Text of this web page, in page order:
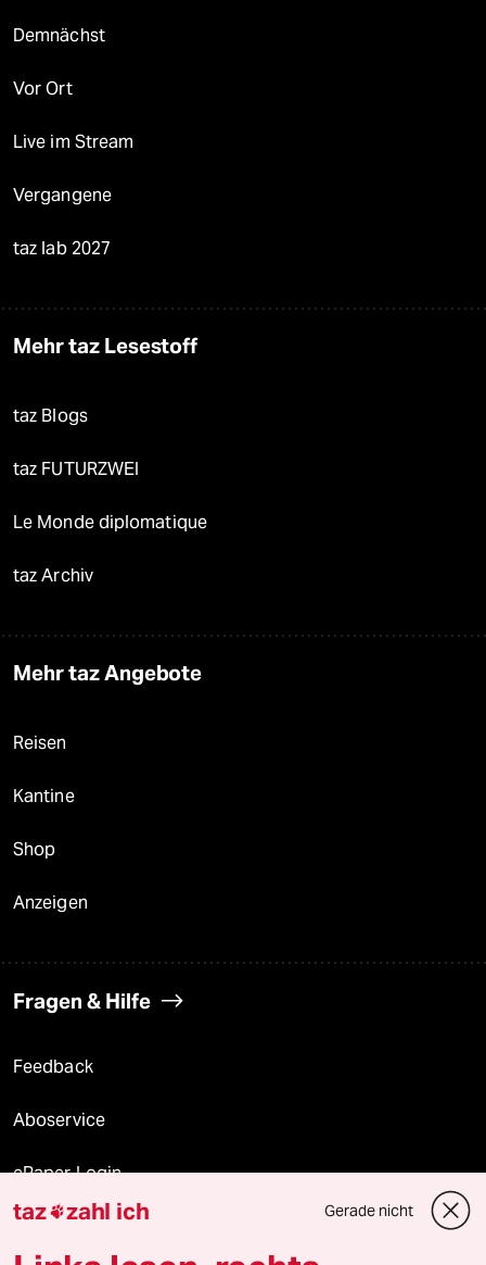
Demnächst
Vor Ort
Live im Stream
Vergangene
taz lab 2027
Mehr taz Lesestoff
taz Blogs
taz FUTURZWEI
Le Monde diplomatique
taz Archiv
Mehr taz Angebote
Reisen
Kantine
Shop
Anzeigen
Fragen & Hilfe
Feedback
Aboservice
ePaper Login
Downloads für Abonnierende
taz zahl ich Gerade nicht